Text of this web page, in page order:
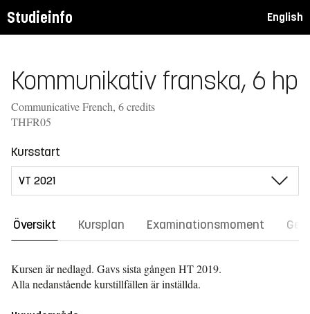
Studieinfo English
Kommunikativ franska, 6 hp
Communicative French, 6 credits
THFR05
Kursstart
Översikt Kursplan Examinationsmoment
Kursen är nedlagd. Gavs sista gången HT 2019.
Alla nedanstående kurstillfällen är inställda.